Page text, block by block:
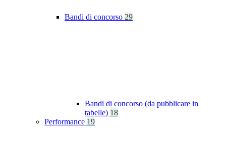
Bandi di concorso 29
Bandi di concorso (da pubblicare in
tabelle) 18
Performance 19